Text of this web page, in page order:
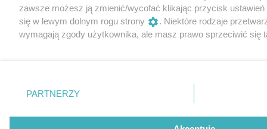
zawsze możesz ją zmienić/wycofać klikając przycisk
się w lewym dolnym rogu strony
. Niektóre rodzaje
wymagają zgody użytkownika, ale masz prawo sprzeciwić się
naszych serwisów internetowych. Szczegółowe informacje
Twoich danych znajdziesz w
PARTNERZY